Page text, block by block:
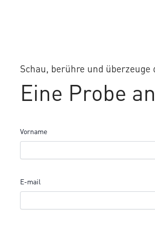
Schau, berühre und überzeuge
Eine Probe
Vorname
E-mail